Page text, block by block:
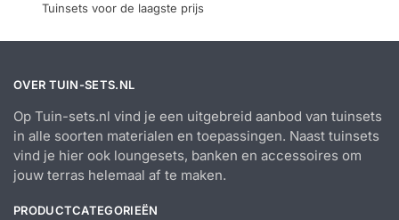
Tuinsets voor de laagste prijs
OVER TUIN-SETS.NL
Op Tuin-sets.nl vind je een uitgebreid aanbod van tuinsets
in alle soorten materialen en toepassingen. Naast tuinsets
vind je hier ook loungesets, banken en accessoires om
jouw terras helemaal af te maken.
PRODUCTCATEGORIEËN